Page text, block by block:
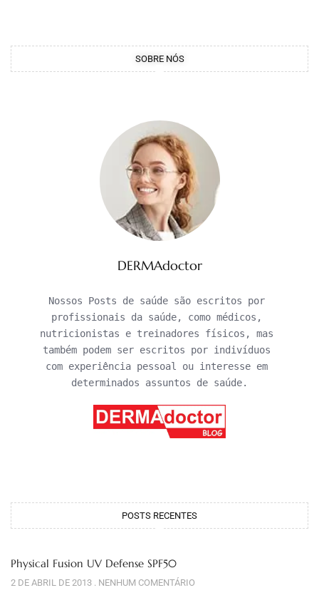
SOBRE NÓS
DERMAdoctor
Nossos Posts de saúde são escritos por
profissionais da saúde, como médicos,
nutricionistas e treinadores físicos, mas
também podem ser escritos por indivíduos
com experiência pessoal ou interesse em
determinados assuntos de saúde.
POSTS RECENTES
Physical Fusion UV Defense SPF50
2 DE ABRIL DE 2013 NENHUM COMENTÁRIO